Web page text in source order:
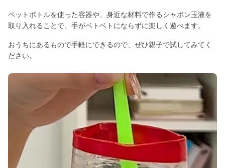
ペットボトルを使った容器や、身近な材料で作るシャボン玉液を
取り入れることで、手がベトベトにならずに楽しく遊べます。
おうちにあるもので手軽にできるので、ぜひ親子で試してみてく
ださい。